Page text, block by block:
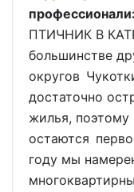
ПТИЧНИК В
большинстве
округов
достаточно
жилья, поэтому
остаются
году мы